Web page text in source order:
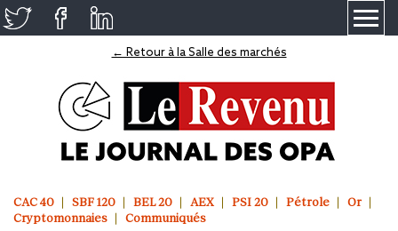
← Retour à la Salle des marchés
CAC 40 SBF 120 BEL 20 AEX PSI 20 Pétrole
Or
Cryptomonnaies
Communiqués